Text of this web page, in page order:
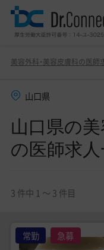
美容クリニック見学
サービス紹介
ドクターコネク
非常勤・アルバイト求人
美容外科・美容皮膚科の医
山口県
山口県の
の医師求
3 件中 1 〜 3 件目
山口県の美容外科・
常勤 急募